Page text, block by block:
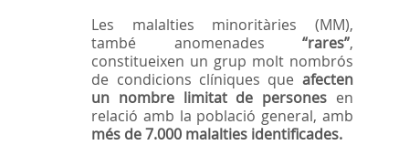
Les malalties minoritàries (MM),
també anomenades “rares”,
constitueixen un grup molt nombrós
de condicions clíniques que afecten
un nombre limitat de personesen
relació amb la població general, amb
més de 7.000 malalties identificades.